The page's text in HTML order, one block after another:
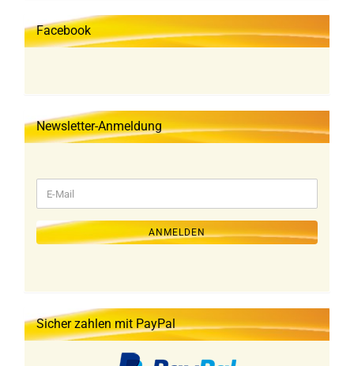
Facebook
Newsletter-Anmeldung
ZUR
ANMELDUNG
E-
Mail
ANMELDEN
Sicher zahlen mit PayPal